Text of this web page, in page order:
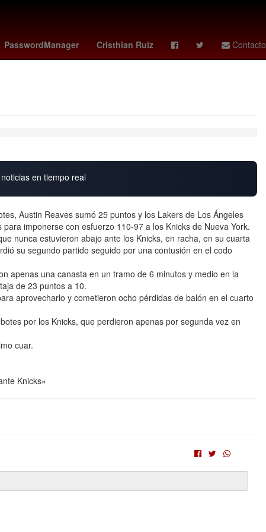
PasswordManager Cristhian Ruiz Contacto
vs. cincinnati España Agresión Los Mochis
en tiempo real
Austin Reaves sumó 25 puntos y los Lakers de Los Ángeles
imponerse con esfuerzo 110-97 a los Knicks de Nueva York.
nunca estuvieron abajo ante los Knicks, en racha, en su cuarta
su segundo partido seguido por una contusión en el codo
apenas una canasta en un tramo de 6 minutos y medio en la
de 23 puntos a 10.
aprovecharlo y cometieron ocho pérdidas de balón en el cuarto
por los Knicks, que perdieron apenas por segunda vez en
cuar.
Knicks»